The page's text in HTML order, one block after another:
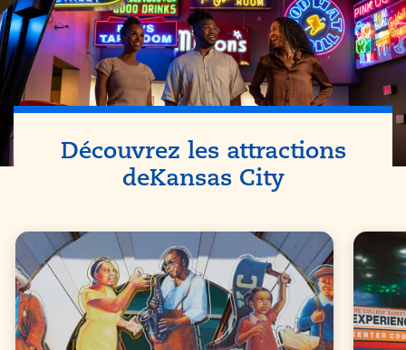
Découvrez les attractions
deKansas City